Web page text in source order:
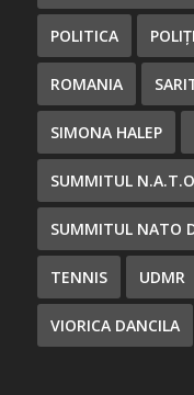
POLITICA
ROMANIA
SIMONA HALEP
SUMMITUL
SUMMITUL NATO
TENNIS UDMR
VIORICA DANCILA